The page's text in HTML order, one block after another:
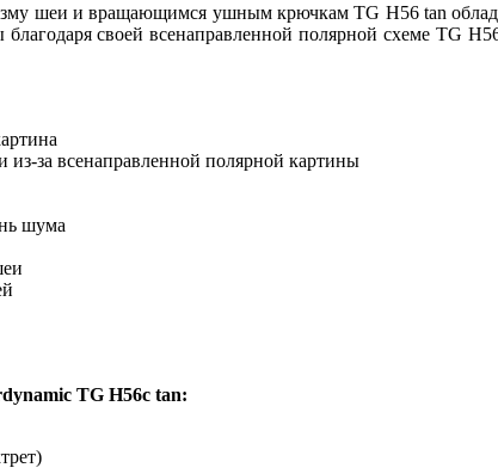
шеи и вращающимся ушным крючкам TG H56 tan
своей всенаправленной полярной схеме TG
из-за всенаправленной полярной картины
шума
TG H56c tan: